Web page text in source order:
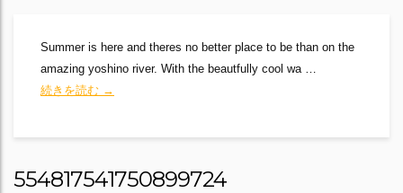
Summer is here and theres no better place to be than on the
amazing yoshino river. With the beautfully cool wa …
続きを読む River Fun in the Sun
→
554817541750899724